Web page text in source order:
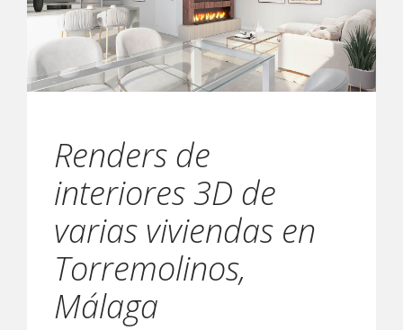
Renders de
interiores 3D de
varias viviendas en
Torremolinos,
Málaga